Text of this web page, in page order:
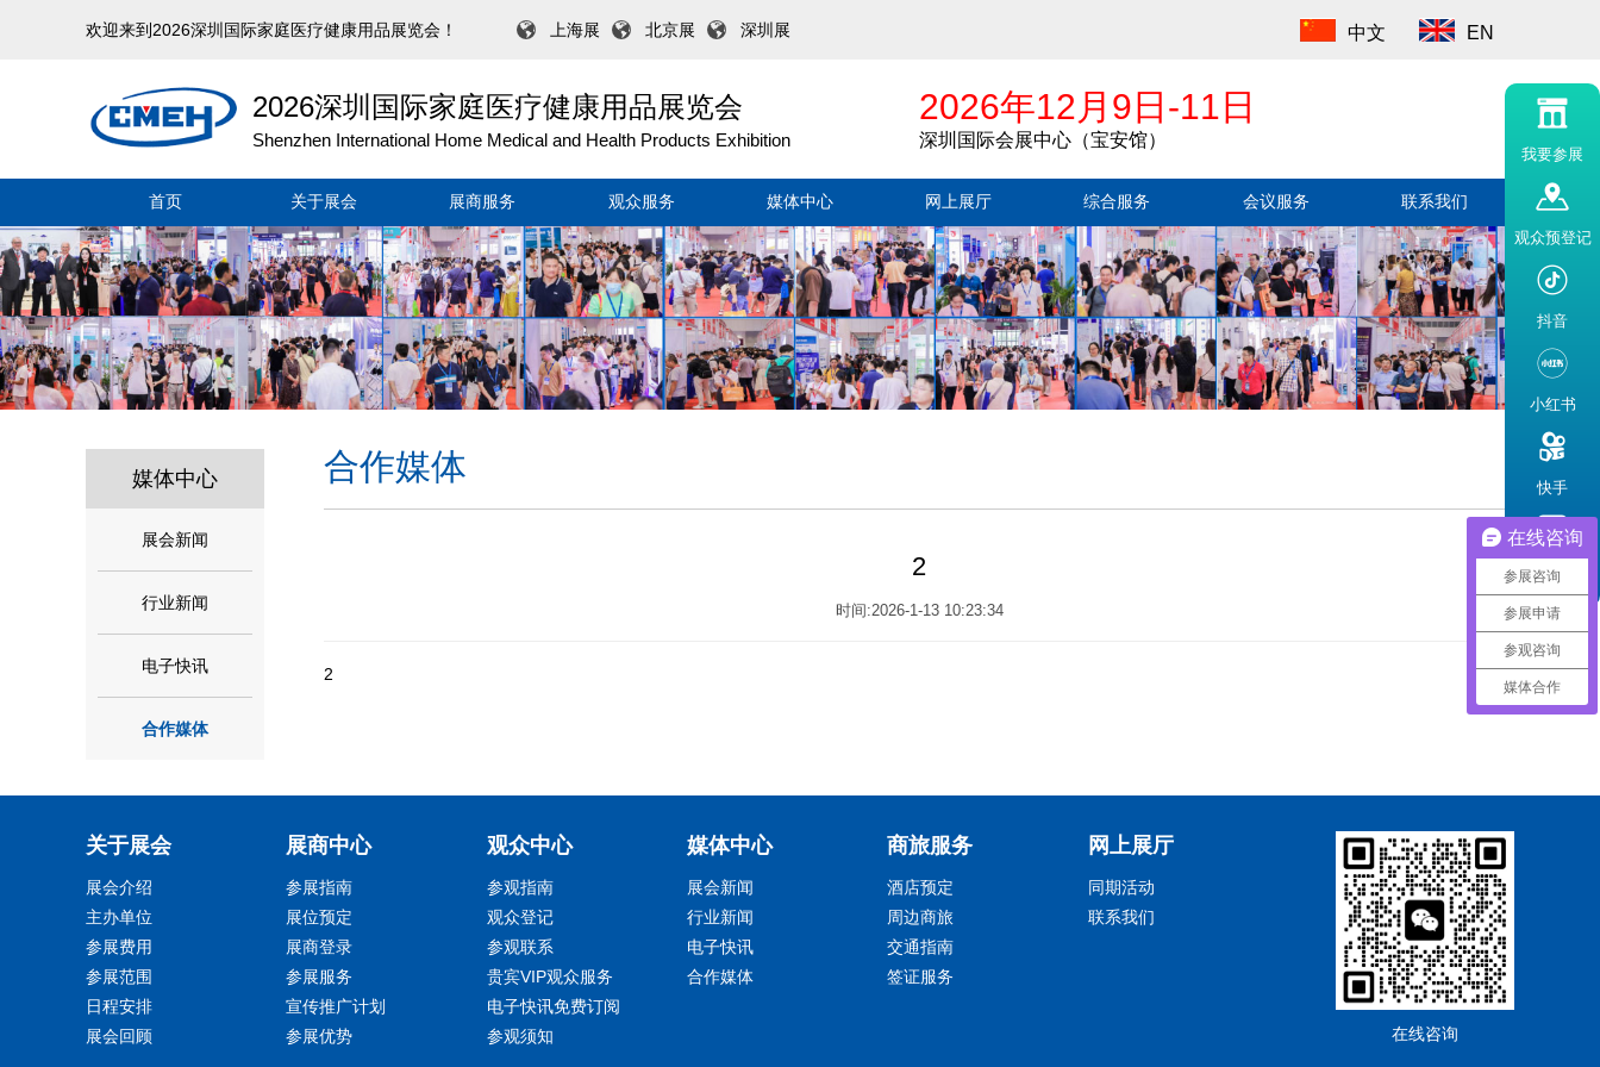
欢迎来到2026深圳国际家庭医疗健康用品展览会！ 上海展 北京展 深圳展 中文 EN
2026深圳国际家庭医疗健康用品展览会
Shenzhen International Home Medical and Health Products Exhibition
2026年12月9日-11日
深圳国际会展中心（宝安馆）
首页 关于展会 展商服务 观众服务 媒体中心 网上展厅 综合服务 会议服务 联系我们
媒体中心
展会新闻
行业新闻
电子快讯
合作媒体
合作媒体
2
时间:2026-1-13 10:23:34
2
关于展会
展会介绍
主办单位
参展费用
参展范围
日程安排
展会回顾
展商中心
参展指南
展位预定
展商登录
参展服务
宣传推广计划
参展优势
观众中心
参观指南
观众登记
参观联系
贵宾VIP观众服务
电子快讯免费订阅
参观须知
媒体中心
展会新闻
行业新闻
电子快讯
合作媒体
商旅服务
酒店预定
周边商旅
交通指南
签证服务
网上展厅
同期活动
联系我们
在线咨询
我要参展
观众预登记
抖音
小红书
快手
头条
在线咨询
参展咨询
参展申请
参观咨询
媒体合作